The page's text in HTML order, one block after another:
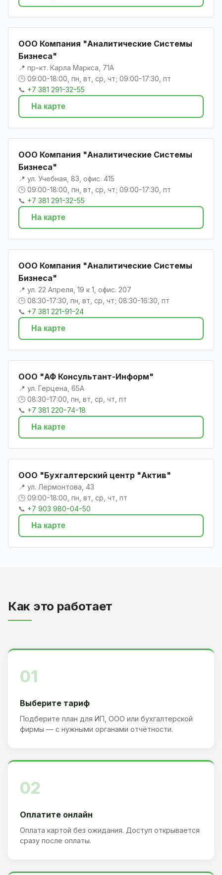
ООО Компания "Аналитические Системы
Бизнеса"
📍 пр-кт. Карла Маркса, 71А
🕒 09:00-18:00, пн, вт, ср, чт; 09:00-17:30, пт
📞 +7 381 291-32-55
На карте
ООО Компания "Аналитические Системы
Бизнеса"
📍 ул. Учебная, 83, офис. 415
🕒 09:00-18:00, пн, вт, ср, чт; 09:00-17:30, пт
📞 +7 381 291-32-55
На карте
ООО Компания "Аналитические Системы
Бизнеса"
📍 ул. 22 Апреля, 19 к 1, офис. 207
🕒 08:30-17:30, пн, вт, ср, чт; 08:30-16:30, пт
📞 +7 381 221-91-24
На карте
ООО "АФ Консультант-Информ"
📍 ул. Герцена, 65А
🕒 08:30-17:00, пн, вт, ср, чт, пт
📞 +7 381 220-74-18
На карте
ООО "Бухгалтерский центр "Актив"
📍 ул. Лермонтова, 43
🕒 09:00-18:00, пн, вт, ср, чт, пт
📞 +7 903 980-04-50
На карте
Как это работает
01
Выберите тариф
Подберите план для ИП, ООО или бухгалтерской
фирмы — с нужными органами отчётности.
02
Оплатите онлайн
Оплата картой без ожидания. Доступ открывается
сразу после оплаты.